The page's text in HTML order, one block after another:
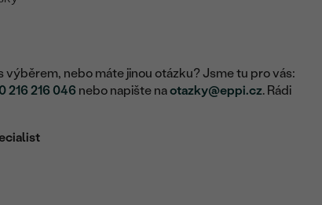
výběrem, nebo máte jinou otázku? Jsme tu pro vás:
216 216 046 nebo napište naotazky@eppi.cz. Rádi